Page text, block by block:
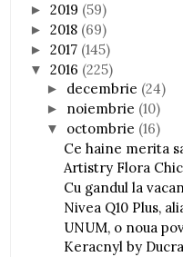
►2019 (59)
►2018 (69)
►2017 (145)
▼2016 (225)
► decembrie (24)
► noiembrie (10)
▼ octombrie (16)
Ce haine merita
Artistry Flora Chic
Cu gandul la
Nivea Q10 Plus,
UNUM, o noua
Keracnyl by